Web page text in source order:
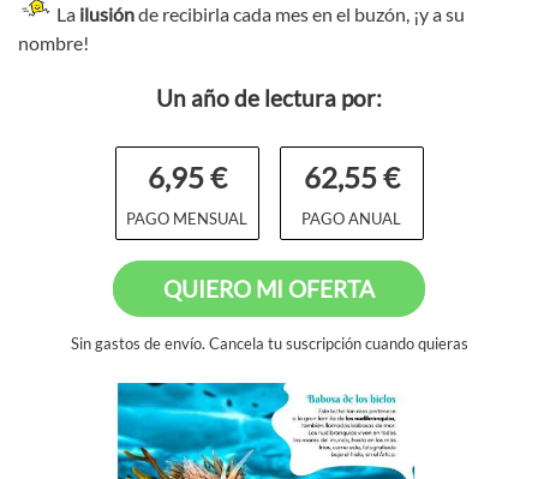
La ilusiónde recibirla cada mes en el buzón, ¡y a su
nombre!
Un año de lectura por:
6,95 €
PAGO MENSUAL
62,55 €
PAGO ANUAL
QUIERO MI OFERTA
Sin gastos de envío. Cancela tu suscripción cuando quieras